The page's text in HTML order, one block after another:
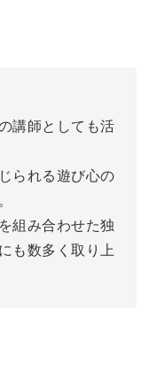
講師としても活
られる遊び心の
組み合わせた独
も数多く取り上